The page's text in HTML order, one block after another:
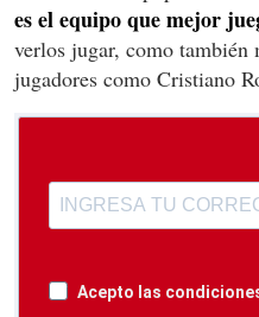
es el equipo que mejor
verlos jugar, como también
jugadores como Cristiano
Acepto las